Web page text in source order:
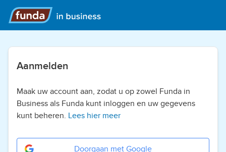
Aanmelden
Maak uw account aan, zodat u op zowel Funda in
Business als Funda kunt inloggen en uw gegevens
kunt beheren. Lees hier meer
Doorgaan met Google